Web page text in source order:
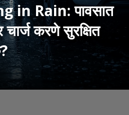
in Rain: पावसात
करणे सुरक्षित